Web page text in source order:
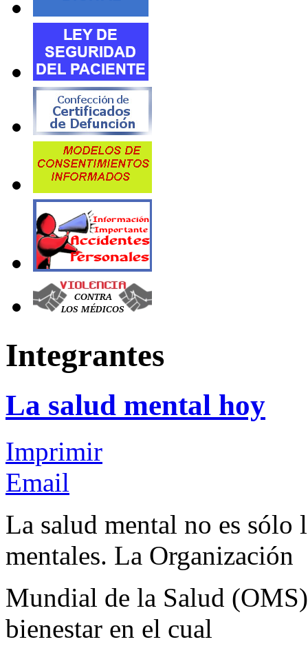
Integrantes
La salud mental hoy
Imprimir
Email
La salud mental no es sólo
mentales. La Organización
Mundial de la Salud
bienestar en el cual